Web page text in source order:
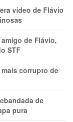
vídeo de Flávio
de Flávio,
STF
corrupto de
de
pura